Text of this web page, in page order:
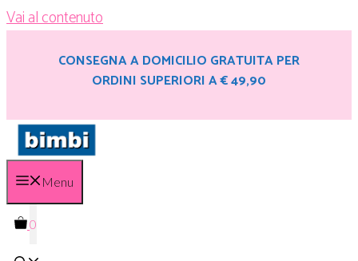
Vai al contenuto
CONSEGNA A DOMICILIO GRATUITA PER
ORDINI SUPERIORI A € 49,90
Menu
0